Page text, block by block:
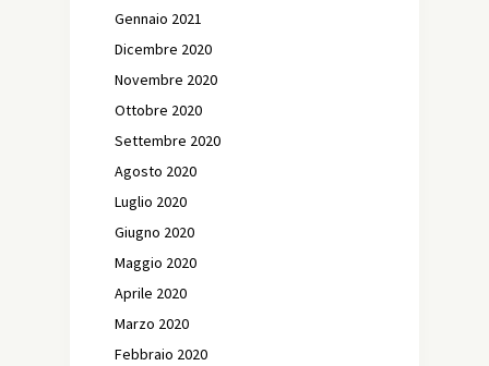
Gennaio 2021
Dicembre 2020
Novembre 2020
Ottobre 2020
Settembre 2020
Agosto 2020
Luglio 2020
Giugno 2020
Maggio 2020
Aprile 2020
Marzo 2020
Febbraio 2020